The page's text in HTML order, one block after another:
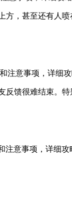
方，甚至还有
馈很难结束。